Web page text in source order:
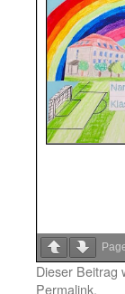
Dieser Beitrag
Permalink.